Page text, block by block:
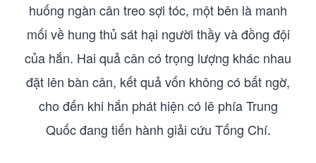
huống ngàn cân treo sợi tóc, một bên là manh
mối về hung thủ sát hại người thầy và đồng đội
của hắn. Hai quả cân có trọng lượng khác nhau
đặt lên bàn cân, kết quả vốn không có bất ngờ,
cho đến khi hắn phát hiện có lẽ phía Trung
Quốc đang tiến hành giải cứu Tống Chí.